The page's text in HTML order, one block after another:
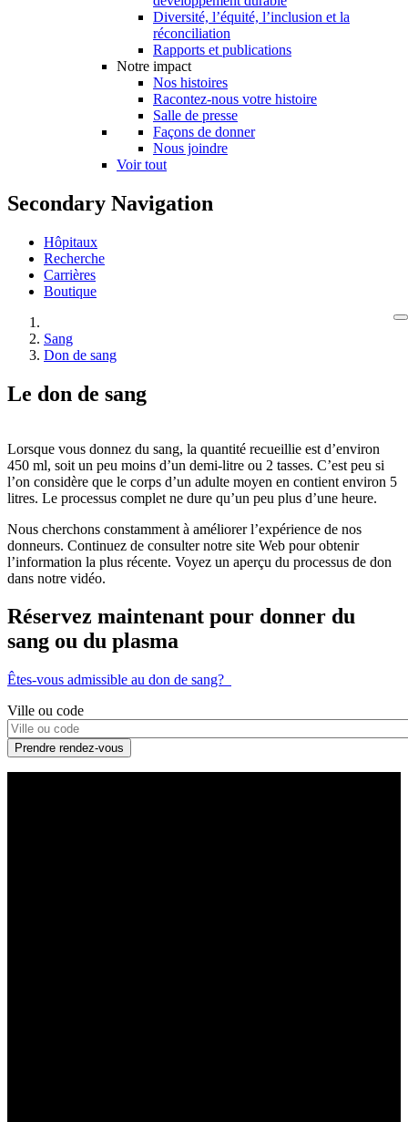
Diversité, l’équité, l’inclusion et la
réconciliation
Rapports et publications
Notre impact
Nos histoires
Racontez-nous votre histoire
Salle de presse
Façons de donner
Nous joindre
Voir tout
Secondary Navigation
Hôpitaux
Recherche
Carrières
Boutique
Sang
Don de sang
Le don de sang
Lorsque vous donnez du sang, la quantité recueillie est d’environ
450 ml, soit un peu moins d’un demi-litre ou 2 tasses. C’est peu si
l’on considère que le corps d’un adulte moyen en contient environ 5
litres. Le processus complet ne dure qu’un peu plus d’une heure.
Nous cherchons constamment à améliorer l’expérience de nos
donneurs. Continuez de consulter notre site Web pour obtenir
l’information la plus récente. Voyez un aperçu du processus de don
dans notre vidéo.
Réservez maintenant pour donner du
sang ou du plasma
Êtes-vous admissible au don de sang?
Ville ou code